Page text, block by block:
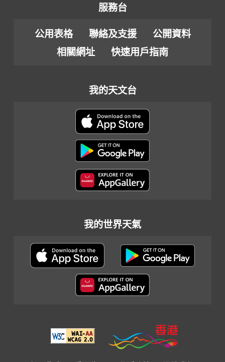
服務台
公用表格 聯絡及支援
公開資料
相關網址
快速用戶指南
我的天文台
我的世界天氣